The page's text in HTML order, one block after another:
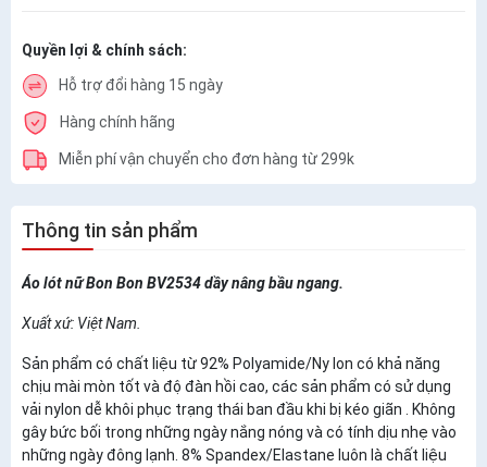
Quyền lợi & chính sách:
Hỗ trợ đổi hàng 15 ngày
Hàng chính hãng
Miễn phí vận chuyển cho đơn hàng từ 299k
Thông tin sản phẩm
Áo lót nữ Bon Bon BV2534 dầy nâng bầu ngang.
Xuất xứ: Việt Nam.
Sản phẩm có chất liệu từ 92% Polyamide/Ny lon có khả năng
chịu mài mòn tốt và độ đàn hồi cao, các sản phẩm có sử dụng
vải nylon dễ khôi phục trạng thái ban đầu khi bị kéo giãn . Không
gây bức bối trong những ngày nắng nóng và có tính dịu nhẹ vào
những ngày đông lạnh. 8% Spandex/Elastane luôn là chất liệu